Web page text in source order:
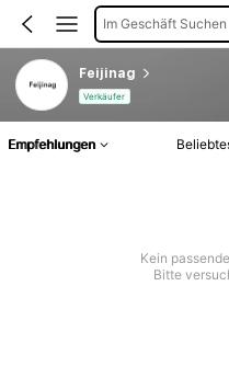
Im Geschäft Suchen
Feijinag
Verkäufer
Empfehlungen
Kein
Bitte